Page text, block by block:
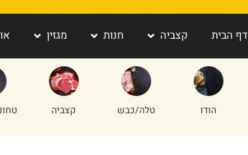
דף הבית קצביה חנות מגזין
טלה/כבש קצביה
טחונים - בשר